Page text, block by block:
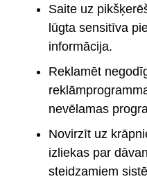
Saite uz
lūgta sensitīva
informācija.
Reklamēt
nevēlamas
Novirzīt uz
izliekas par
steidzamiem